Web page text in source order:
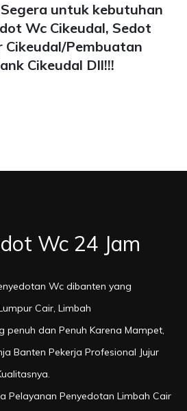
Segera untuk kebutuhan
Wc Cikeudal, Sedot
Cikeudal/Pembuatan
Cikeudal Dll!!!
Wc 24 Jam
Wc dibanten yang
Cair, Limbah
penuh dan Penuh Karena Mampet,
Banten Pekerja Profesional Jujur
Pelayanan Penyedotan Limbah Cair